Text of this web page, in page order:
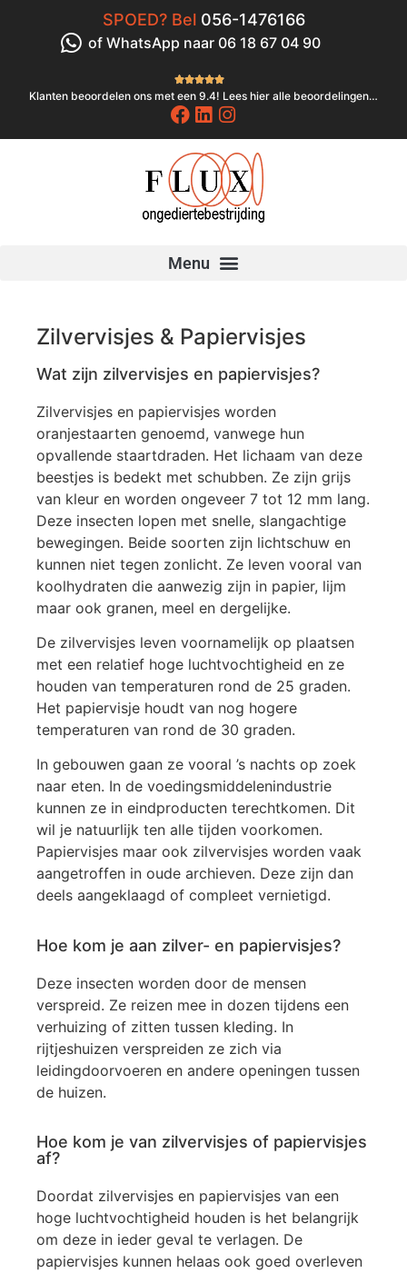
SPOED? Bel056-1476166
of WhatsApp naar 06 18 67 04 90

Klanten beoordelen ons met een 9.4! Lees hier alle beoordelingen…
Zilvervisjes & Papiervisjes
Wat zijn zilvervisjes en papiervisjes?
Zilvervisjes en papiervisjes worden
oranjestaarten genoemd, vanwege hun
opvallende staartdraden. Het lichaam van deze
beestjes is bedekt met schubben. Ze zijn grijs
van kleur en worden ongeveer 7 tot 12 mm lang.
Deze insecten lopen met snelle, slangachtige
bewegingen. Beide soorten zijn lichtschuw en
kunnen niet tegen zonlicht. Ze leven vooral van
koolhydraten die aanwezig zijn in papier, lijm
maar ook granen, meel en dergelijke.
De zilvervisjes leven voornamelijk op plaatsen
met een relatief hoge luchtvochtigheid en ze
houden van temperaturen rond de 25 graden.
Het papiervisje houdt van nog hogere
temperaturen van rond de 30 graden.
In gebouwen gaan ze vooral ’s nachts op zoek
naar eten. In de voedingsmiddelenindustrie
kunnen ze in eindproducten terechtkomen. Dit
wil je natuurlijk ten alle tijden voorkomen.
Papiervisjes maar ook zilvervisjes worden vaak
aangetroffen in oude archieven. Deze zijn dan
deels aangeklaagd of compleet vernietigd.
Hoe kom je aan zilver- en papiervisjes?
Deze insecten worden door de mensen
verspreid. Ze reizen mee in dozen tijdens een
verhuizing of zitten tussen kleding. In
rijtjeshuizen verspreiden ze zich via
leidingdoorvoeren en andere openingen tussen
de huizen.
Hoe kom je van zilvervisjes of papiervisjes
af?
Doordat zilvervisjes en papiervisjes van een
hoge luchtvochtigheid houden is het belangrijk
om deze in ieder geval te verlagen. De
papiervisjes kunnen helaas ook goed overleven